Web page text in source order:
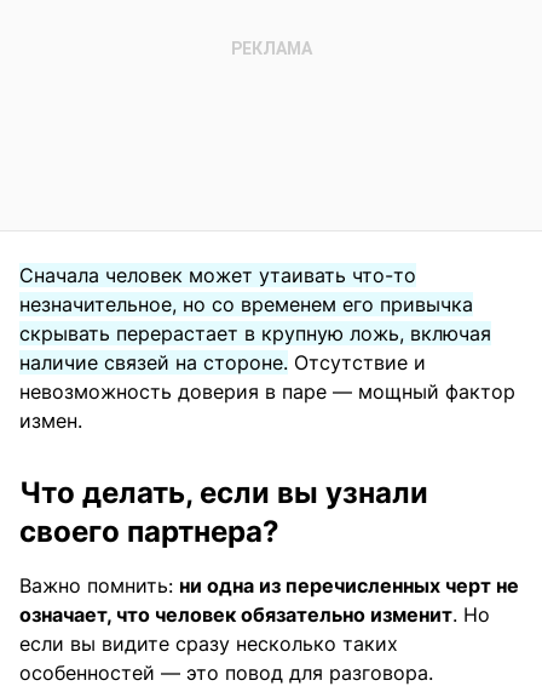
Сначала человек может утаивать что-то
незначительное, но со временем его привычка
скрывать перерастает в крупную ложь, включая
наличие связей на стороне. Отсутствие и
невозможность доверия в паре — мощный фактор
измен.
Что делать, если вы узнали
своего партнера?
Важно помнить: ни одна из перечисленных черт не
означает, что человек обязательно изменит. Но
если вы видите сразу несколько таких
особенностей — это повод для разговора.